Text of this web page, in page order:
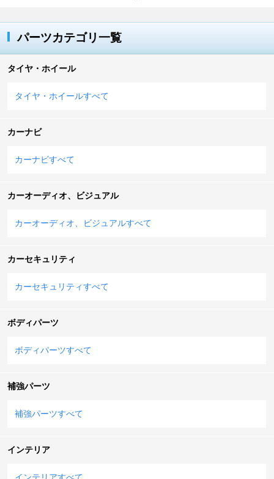
パーツカテゴリ一覧
タイヤ・ホイール
タイヤ・ホイールすべて
カーナビ
カーナビすべて
カーオーディオ、ビジュアル
カーオーディオ、ビジュアルすべて
カーセキュリティ
カーセキュリティすべて
ボディパーツ
ボディパーツすべて
補強パーツ
補強パーツすべて
インテリア
インテリアすべて